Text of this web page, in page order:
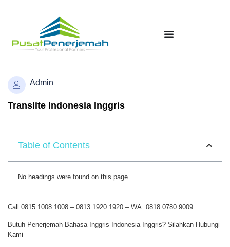
Admin
Translite Indonesia Inggris
Table of Contents
No headings were found on this page.
Call 0815 1008 1008 – 0813 1920 1920 – WA. 0818 0780 9009
Butuh Penerjemah Bahasa Inggris Indonesia Inggris? Silahkan Hubungi
Kami